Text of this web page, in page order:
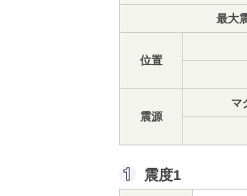
最大
位置
震源
マ
震度1